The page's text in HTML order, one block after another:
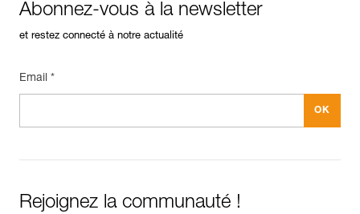
Abonnez-vous à la newsletter
et restez connecté à notre actualité
Email *
Rejoignez la communauté !